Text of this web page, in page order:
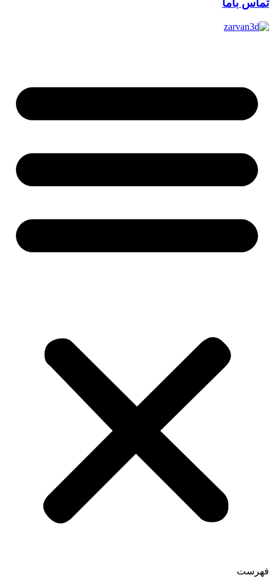
تماس باما
فهرست